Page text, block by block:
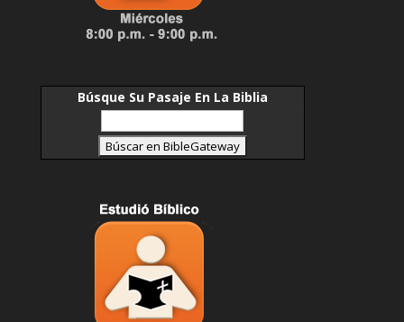
Búsque Su Pasaje En La Biblia